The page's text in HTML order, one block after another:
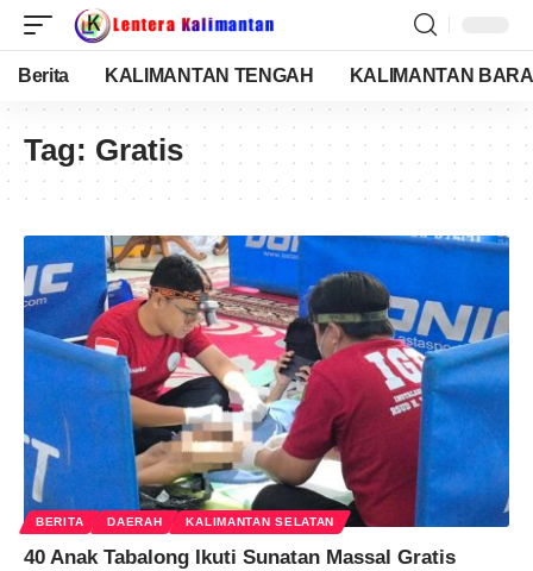
Berita KALIMANTAN TENGAH KALIMANTAN
Tag: Gratis
BERITA DAERAH KALIMANTAN SELATAN
40 Anak Tabalong Ikuti Sunatan Massal Gratis